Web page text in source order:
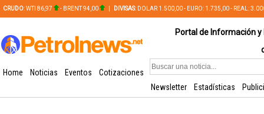
CRUDO: WTI 86,97 - BRENT 94,00 DIVISAS: DOLAR 1.500,00 - EURO: 1.735,00 - REAL:
Portal de Información
Home Noticias Eventos
Cotizaciones
Newsletter
Estadísticas